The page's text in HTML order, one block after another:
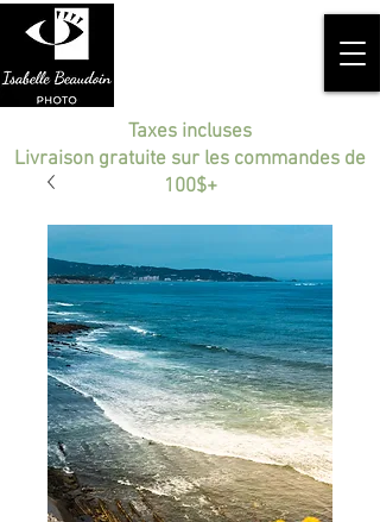
Taxes incluses
Livraison gratuite sur les commandes de
100$+